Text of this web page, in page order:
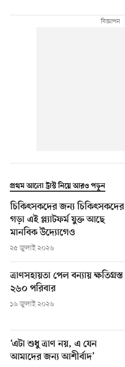
প্রথম আলো ট্রাস্ট নিয়ে আরও পড়ুন
চিকিৎসকদের জন্য চিকিৎসকদের
গড়া এই প্ল্যাটফর্ম যুক্ত আছে
মানবিক উদ্যোগেও
২৫ জুলাই ২০২৬
ত্রাণসহায়তা পেল বন্যায় ক্ষতিগ্রস্ত
২৬০ পরিবার
১৬ জুলাই ২০২৬
‘এটা শুধু ত্রাণ নয়, এ যেন
আমাদের জন্য আশীর্বাদ’